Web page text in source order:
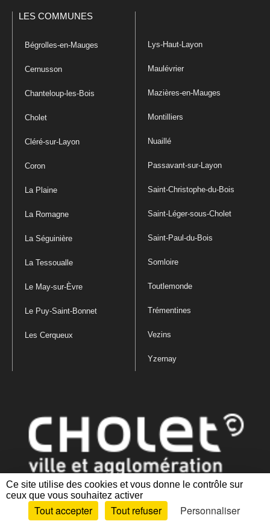
Ce site utilise des cookies et vous donne le contrôle sur
ceux que vous souhaitez activer
Tout accepter Tout refuser
Personnaliser
LES COMMUNES
Bégrolles-en-Mauges
Cernusson
Chanteloup-les-Bois
Cholet
Cléré-sur-Layon
Coron
La Plaine
La Romagne
La Séguinière
La Tessoualle
Le May-sur-Èvre
Le Puy-Saint-Bonnet
Les Cerqueux
Lys-Haut-Layon
Maulévrier
Mazières-en-Mauges
Montilliers
Nuaillé
Passavant-sur-Layon
Saint-Christophe-du-Bois
Saint-Léger-sous-Cholet
Saint-Paul-du-Bois
Somloire
Toutlemonde
Trémentines
Vezins
Yzernay
Mentions légales|Politique de confidentialité
des cookies |Plan du site Accessibilité : partiellement conforme